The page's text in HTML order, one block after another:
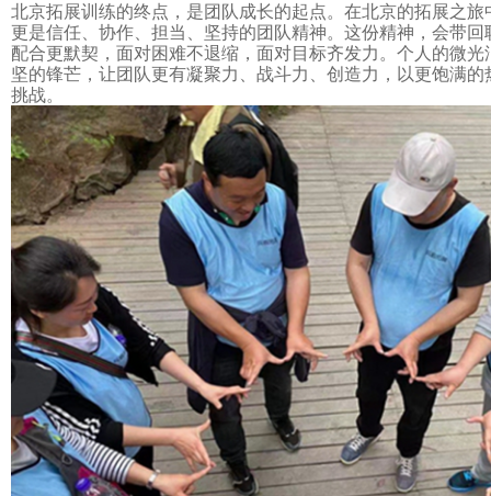
北京拓展训练的终点，是团队成长的起点。在北京的拓展之
更是信任、协作、担当、坚持的团队精神。这份精神，会带
配合更默契，面对困难不退缩，面对目标齐发力。个人的微
坚的锋芒，让团队更有凝聚力、战斗力、创造力，以更饱满
挑战。